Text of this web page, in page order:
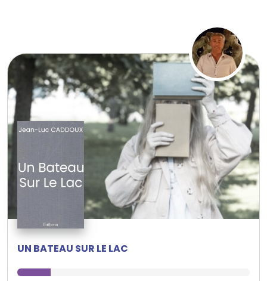
UN BATEAU SUR LE LAC